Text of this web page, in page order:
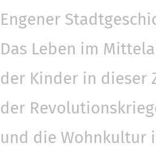
Engener
Das Leben im
der Kinder in dieser
der
und die Wohnkultur